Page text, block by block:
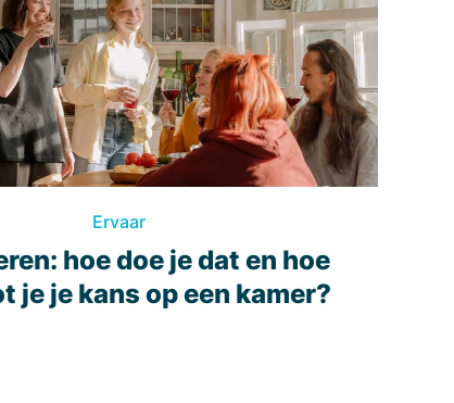
Ervaar
hoe doe je dat en hoe
je je kans op een kamer?